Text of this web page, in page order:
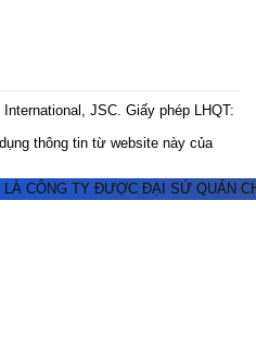
International, JSC. Giấy phép LHQT:
thông tin từ website này của
CÔNG TY ĐƯỢC ĐẠI SỨ QUÁN